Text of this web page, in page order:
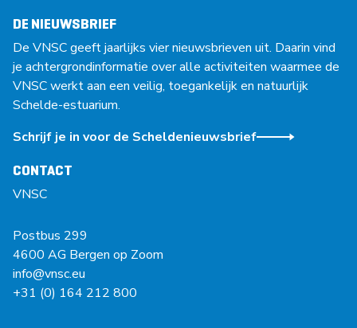
DE NIEUWSBRIEF
De VNSC geeft jaarlijks vier nieuwsbrieven uit. Daarin vind
je achtergrondinformatie over alle activiteiten waarmee de
VNSC werkt aan een veilig, toegankelijk en natuurlijk
Schelde-estuarium.
Schrijf je in voor de Scheldenieuwsbrief
CONTACT
VNSC
Postbus 299
4600 AG Bergen op Zoom
info@vnsc.eu
+31 (0) 164 212 800